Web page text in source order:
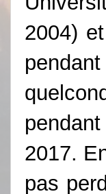
2004)
2017.
pas